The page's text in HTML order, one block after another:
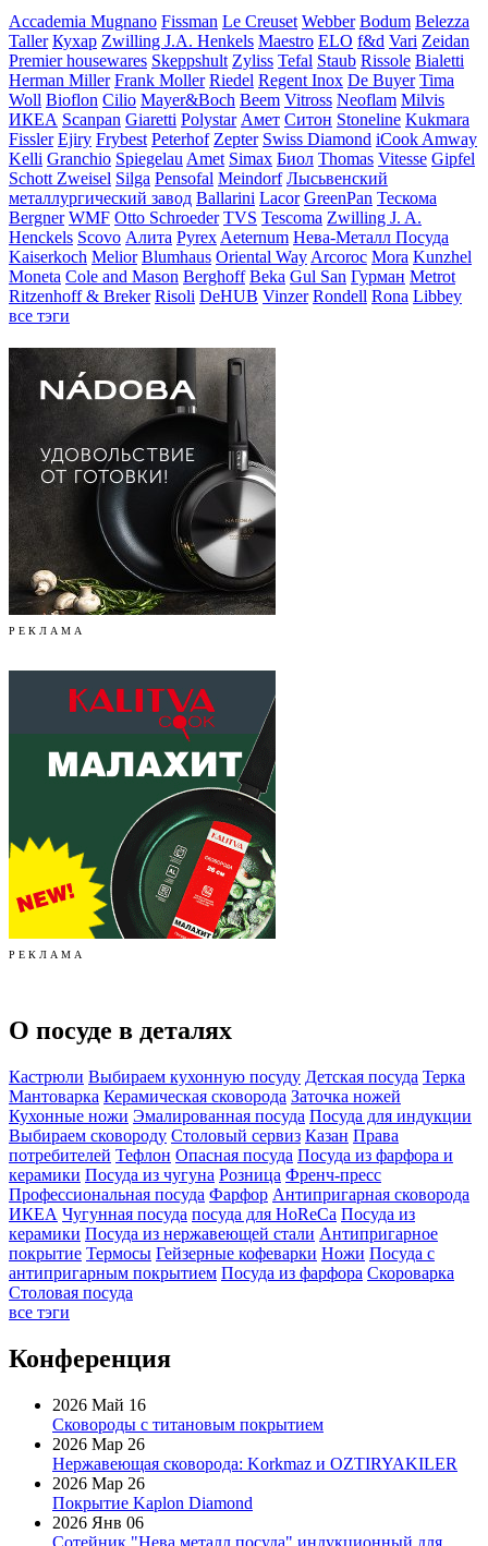
Accademia Mugnano Fissman Le Creuset Webber Bodum Belezza
Taller Кухар Zwilling J.A. Henkels Maestro ELO f&d Vari Zeidan
Premier housewares Skeppshult Zyliss Tefal Staub Rissole Bialetti
Herman Miller Frank Moller Riedel Regent Inox De Buyer Tima
Woll Bioflon Cilio Mayer&Boch Beem Vitross Neoflam Milvis
ИКЕА Scanpan Giaretti Polystar Амет Ситон Stoneline Kukmara
Fissler Ejiry Frybest Peterhof Zepter Swiss Diamond iCook Amway
Kelli Granchio Spiegelau Amet Simax Биол Thomas Vitesse Gipfel
Schott Zweisel Silga Pensofal Meindorf Лысьвенский
металлургический завод Ballarini Lacor GreenPan Тескома
Bergner WMF Otto Schroeder TVS Tescoma Zwilling J. A.
Henckels Scovo Алита Pyrex Aeternum Нева-Металл Посуда
Kaiserkoch Melior Blumhaus Oriental Way Arcoroc Mora Kunzhel
Moneta Cole and Mason Berghoff Beka Gul San Гурман Metrot
Ritzenhoff & Breker Risoli DeHUB Vinzer Rondell Rona Libbey
все тэги
Р Е К Л А М А
Р Е К Л А М А
О посуде в деталях
Кастрюли Выбираем кухонную посуду Детская посуда Терка
Мантоварка Керамическая сковорода Заточка ножей
Кухонные ножи Эмалированная посуда Посуда для индукции
Выбираем сковороду Столовый сервиз Казан Права
потребителей Тефлон Опасная посуда Посуда из фарфора и
керамики Посуда из чугуна Розница Френч-пресс
Профессиональная посуда Фарфор Антипригарная сковорода
ИКЕА Чугунная посуда посуда для HoReCa Посуда из
керамики Посуда из нержавеющей стали Антипригарное
покрытие Термосы Гейзерные кофеварки Ножи Посуда с
антипригарным покрытием Посуда из фарфора Скороварка
Столовая посуда
все тэги
Конференция
2026 Май 16
Сковороды с титановым покрытием
2026 Мар 26
Нержавеющая сковорода: Korkmaz и OZTIRYAKILER
2026 Мар 26
Покрытие Kaplon Diamond
2026 Янв 06
Сотейник "Нева металл посуда" индукционный для